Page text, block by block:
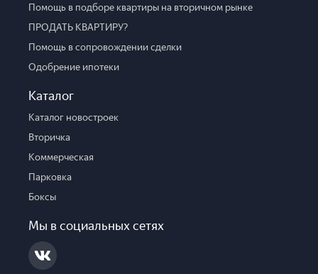
Помощь в подборе квартиры на вторичном рынке
ПРОДАТЬ КВАРТИРУ?
Помощь в сопровождении сделки
Одобрение ипотеки
Каталог
Каталог новостроек
Вторичка
Коммерческая
Парковка
Боксы
Мы в социальных сетях